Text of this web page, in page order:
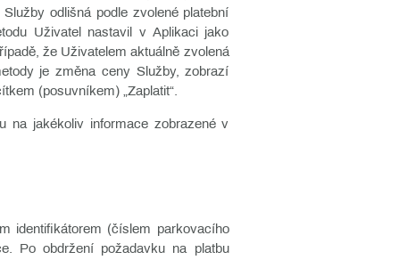
odlišná podle zvolené platební
Uživatel nastavil v Aplikaci jako
že Uživatelem aktuálně zvolená
je změna ceny Služby, zobrazí
(posuvníkem) „Zaplatit“.
na jakékoliv informace zobrazené v
identifikátorem (číslem parkovacího
Po obdržení požadavku na platbu